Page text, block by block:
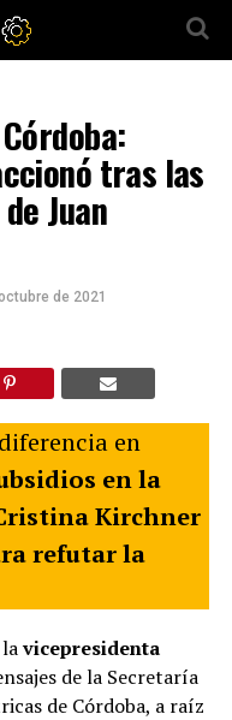
tras las
Juan
de 2021
en
en la
Kirchner
refutar la
lavicepresidenta
de la Secretaría
de Córdoba, a raíz